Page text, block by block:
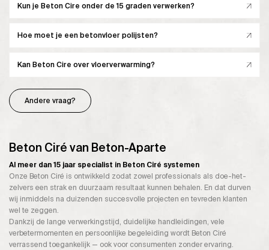
Kun je Beton Cire onder de 15 graden verwerken?
Hoe moet je een betonvloer polijsten?
Kan Beton Cire over vloerverwarming?
Andere vraag?
Beton Ciré van Beton-Aparte
Al meer dan 15 jaar specialist in Beton Ciré systemen
Onze Beton Ciré is ontwikkeld zodat zowel professionals als doe-het-
zelvers een strak en duurzaam resultaat kunnen behalen. En dat durven
wij inmiddels na duizenden succesvolle projecten en tevreden klanten
wel te zeggen.
Dankzij de lange verwerkingstijd, duidelijke handleidingen, vele
verbetermomenten en persoonlijke begeleiding wordt Beton Ciré
verrassend toegankelijk — ook voor consumenten zonder ervaring.